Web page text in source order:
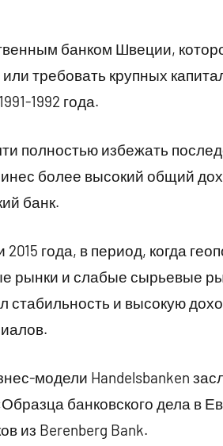
банком Швеции,
требовать крупных
1992 года.
полностью избежать
более высокий общий
банк.
года, в период, когда
рынки и слабые сырьевые
стабильность и высокую
модели Handelsbanken
банковского дела в
из Berenberg Bank.